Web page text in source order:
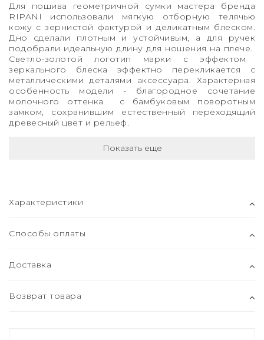
Для пошива геометричной сумки мастера бренда
RIPANI использовали мягкую отборную телячью
кожу с зернистой фактурой и деликатным блеском.
Дно сделали плотным и устойчивым, а для ручек
подобрали идеальную длину для ношения на плече.
Светло-золотой логотип марки с эффектом
зеркального блеска эффектно перекликается с
металлическими деталями аксессуара. Характерная
особенность модели - благородное сочетание
молочного оттенка с бамбуковым поворотным
замком, сохранившим естественный переходящий
древесный цвет и рельеф.
Показать еще
Характеристики
Способы оплаты
Доставка
Возврат товара